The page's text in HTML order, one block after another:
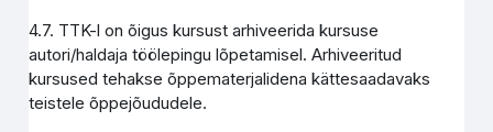
4.7. TTK-l on õigus kursust arhiveerida kursuse
autori/haldaja töölepingu lõpetamisel. Arhiveeritud
kursused tehakse õppematerjalidena kättesaadavaks
teistele õppejõududele.